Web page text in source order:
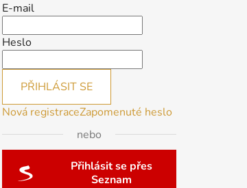
E-mail
Heslo
PŘIHLÁSIT SE
Nová registraceZapomenuté heslo
nebo
Přihlásit se přes
Seznam